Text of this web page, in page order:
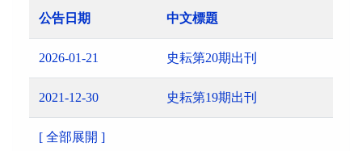
公告日期 中文標題
2026-01-21 史耘第20期出刊
2021-12-30 史耘第19期出刊
[ 全部展開 ]